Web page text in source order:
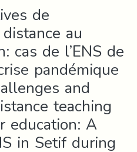
de
au
cas de l’ENS de
pandémique
and
teaching
education: A
in Setif during